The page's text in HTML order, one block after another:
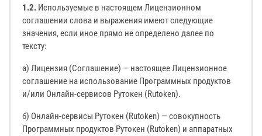
1.2. Используемые в настоящем Лицензионном
соглашении слова и выражения имеют следующие
значения, если иное прямо не определено далее по
тексту:
а) Лицензия (Соглашение) — настоящее Лицензионное
соглашение на использование Программных продуктов
и/или Онлайн-сервисов Рутокен (Rutoken).
б) Онлайн-сервисы Рутокен (Rutoken) — совокупность
Программных продуктов Рутокен (Rutoken) и аппаратных